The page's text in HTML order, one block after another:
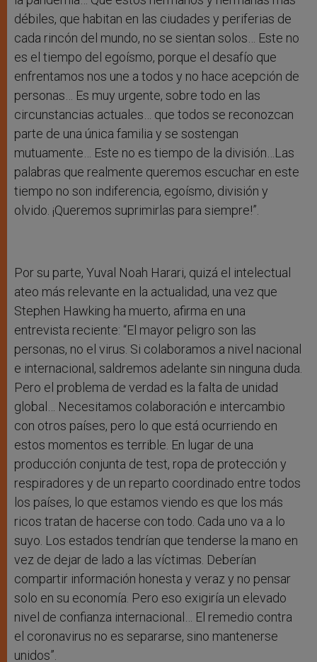
débiles, que habitan en las ciudades y periferias de
cada rincón del mundo, no se sientan solos… Este no
es el tiempo del egoísmo, porque el desafío que
enfrentamos nos une a todos y no hace acepción de
personas… Es muy urgente, sobre todo en las
circunstancias actuales… que todos se reconozcan
parte de una única familia y se sostengan
mutuamente… Este no es tiempo de la división…Las
palabras que realmente queremos escuchar en este
tiempo no son indiferencia, egoísmo, división y
olvido. ¡Queremos suprimirlas para siempre!”.
Por su parte, Yuval Noah Harari, quizá el intelectual
ateo más relevante en la actualidad, una vez que
Stephen Hawking ha muerto, afirma en una
entrevista reciente: “El mayor peligro son las
personas, no el virus. Si colaboramos a nivel nacional
e internacional, saldremos adelante sin ninguna duda.
Pero el problema de verdad es la falta de unidad
global… Necesitamos colaboración e intercambio
con otros países, pero lo que está ocurriendo en
estos momentos es terrible. En lugar de una
producción conjunta de test, ropa de protección y
respiradores y de un reparto coordinado entre todos
los países, lo que estamos viendo es que los más
ricos tratan de hacerse con todo. Cada uno va a lo
suyo. Los estados tendrían que tenderse la mano en
vez de dejar de lado a las víctimas. Deberían
compartir información honesta y veraz y no pensar
solo en su economía. Pero eso exigiría un elevado
nivel de confianza internacional… El remedio contra
el coronavirus no es separarse, sino mantenerse
unidos”.